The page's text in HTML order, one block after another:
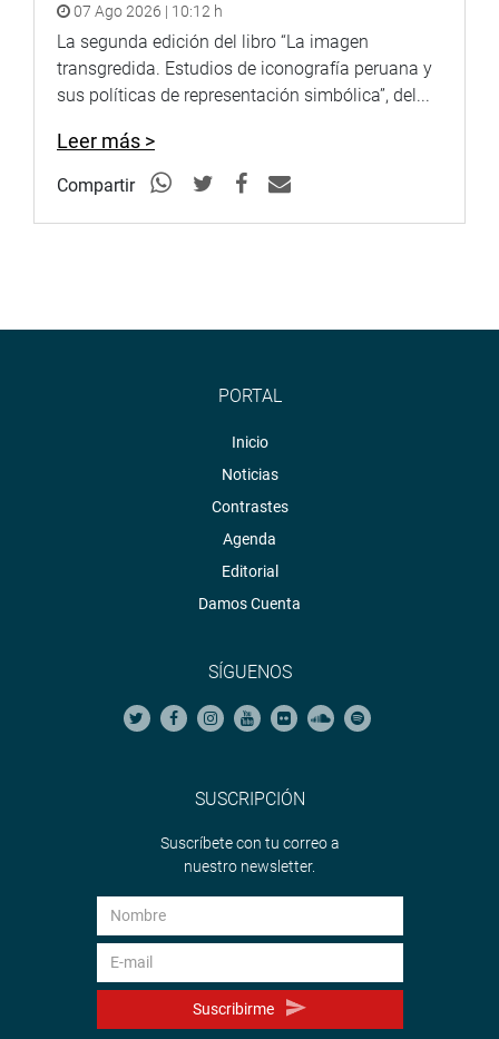
07 Ago 2026 | 10:12 h
La segunda edición del libro “La imagen
transgredida. Estudios de iconografía peruana y
sus políticas de representación simbólica”, del...
Leer más >
Compartir
PORTAL
Inicio
Noticias
Contrastes
Agenda
Editorial
Damos Cuenta
SÍGUENOS
SUSCRIPCIÓN
Suscríbete con tu correo a
nuestro newsletter.
Suscribirme